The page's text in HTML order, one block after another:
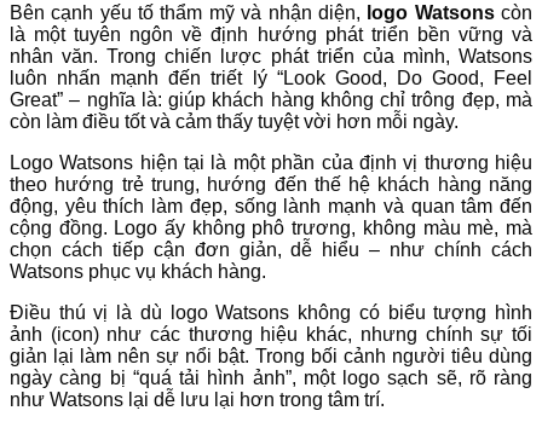
Bên cạnh yếu tố thẩm mỹ và nhận diện, logo Watsonscòn
là một tuyên ngôn về định hướng phát triển bền vững và
nhân văn. Trong chiến lược phát triển của mình, Watsons
luôn nhấn mạnh đến triết lý “Look Good, Do Good, Feel
Great” – nghĩa là: giúp khách hàng không chỉ trông đẹp, mà
còn làm điều tốt và cảm thấy tuyệt vời hơn mỗi ngày.
Logo Watsons hiện tại là một phần của định vị thương hiệu
theo hướng trẻ trung, hướng đến thế hệ khách hàng năng
động, yêu thích làm đẹp, sống lành mạnh và quan tâm đến
cộng đồng. Logo ấy không phô trương, không màu mè, mà
chọn cách tiếp cận đơn giản, dễ hiểu – như chính cách
Watsons phục vụ khách hàng.
Điều thú vị là dù logo Watsons không có biểu tượng hình
ảnh (icon) như các thương hiệu khác, nhưng chính sự tối
giản lại làm nên sự nổi bật. Trong bối cảnh người tiêu dùng
ngày càng bị “quá tải hình ảnh”, một logo sạch sẽ, rõ ràng
như Watsons lại dễ lưu lại hơn trong tâm trí.